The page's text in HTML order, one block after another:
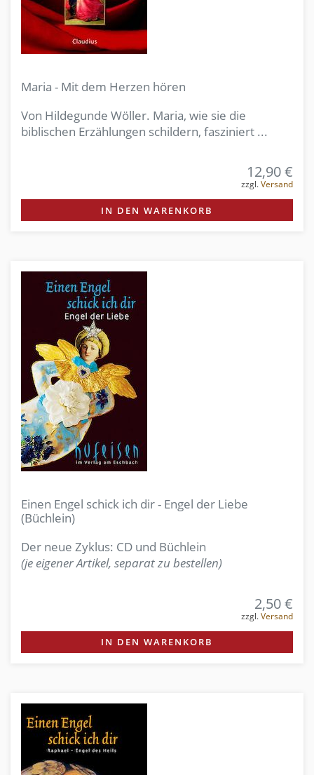
Maria - Mit dem Herzen hören
Von Hildegunde Wöller. Maria, wie sie die
biblischen Erzählungen schildern, fasziniert ...
12,90 €
zzgl.Versand
IN DEN WARENKORB
Einen Engel schick ich dir - Engel der Liebe
(Büchlein)
Der neue Zyklus: CD und Büchlein
(je eigener Artikel, separat zu bestellen)
2,50 €
zzgl.Versand
IN DEN WARENKORB